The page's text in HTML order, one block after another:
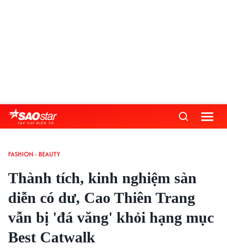
FASHION - BEAUTY
Thành tích, kinh nghiệm sàn
diễn có dư, Cao Thiên Trang
vẫn bị 'đá văng' khỏi hạng mục
Best Catwalk